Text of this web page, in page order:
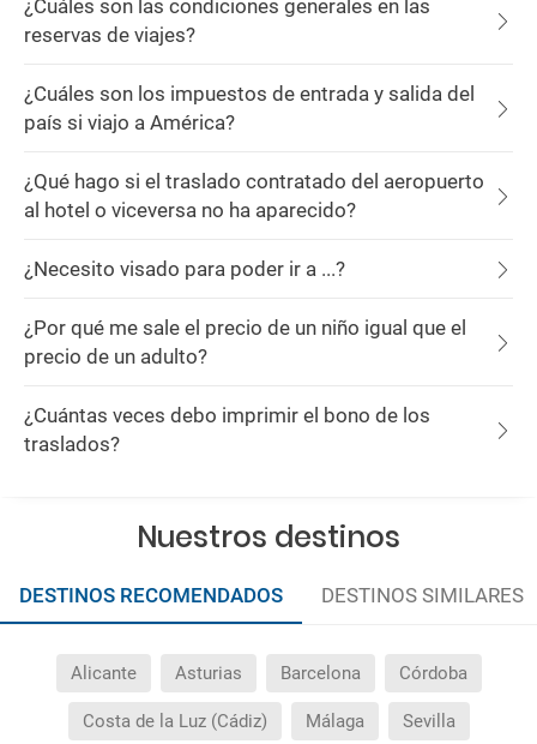
¿Cuáles son las condiciones generales en las
reservas de viajes?
¿Cuáles son los impuestos de entrada y salida del
país si viajo a América?
¿Qué hago si el traslado contratado del aeropuerto
al hotel o viceversa no ha aparecido?
¿Necesito visado para poder ir a ...?
¿Por qué me sale el precio de un niño igual que el
precio de un adulto?
¿Cuántas veces debo imprimir el bono de los
traslados?
Nuestros destinos
DESTINOS RECOMENDADOS DESTINOS SIMILARES
Alicante Asturias Barcelona Córdoba
Costa de la Luz (Cádiz) Málaga Sevilla